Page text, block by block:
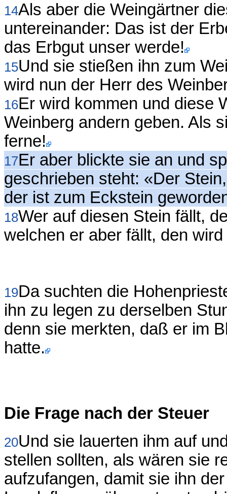
14Als aber die Weingärtner
untereinander: Das ist der
das Erbgut unser werde!
15Und sie stießen ihn zum
wird nun der Herr des
16Er wird kommen und diese
Weinberg andern geben. Als
ferne!
17Er aber blickte sie an und
geschrieben steht: «Der
der ist zum Eckstein
18Wer auf diesen Stein fällt,
welchen er aber fällt, den
19Da suchten die
ihn zu legen zu derselben
denn sie merkten, daß er im
hatte.
Die Frage nach der Steuer
20Und sie lauerten ihm auf
stellen sollten, als wären sie
aufzufangen, damit sie ihn